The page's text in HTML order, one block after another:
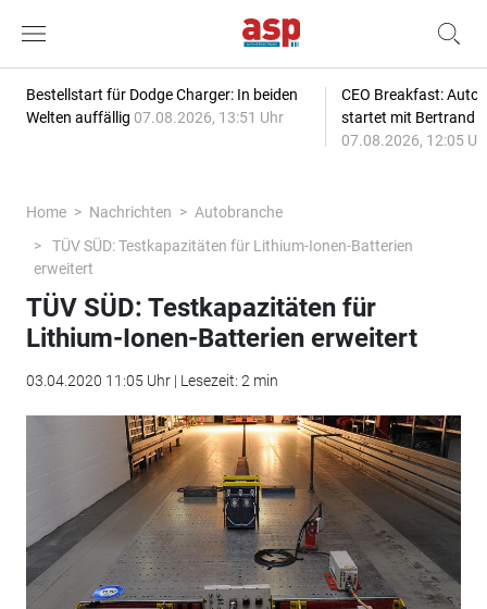
Bestellstart für Dodge Charger: In beiden
Welten auffällig 07.08.2026, 13:51 Uhr
CEO Breakfast:
startet mit Bertrand
07.08.2026, 12:05
Home Nachrichten
Autobranche
TÜV SÜD: Testkapazitäten für Lithium-Ionen-Batterien
erweitert
TÜV SÜD: Testkapazitäten für
Lithium-Ionen-Batterien erweitert
03.04.2020 11:05 Uhr | Lesezeit: 2 min